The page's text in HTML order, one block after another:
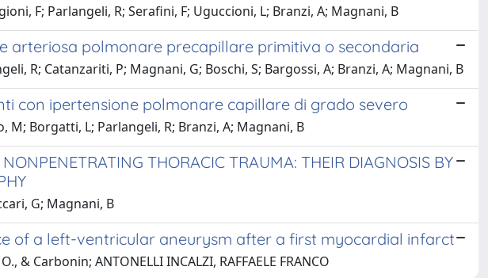
F; Parlangeli, R; Serafini, F; Uguccioni, L; Branzi, A; Magnani, B
arteriosa polmonare precapillare primitiva o secondaria
R; Catanzariti, P; Magnani, G; Boschi, S; Bargossi, A; Branzi, A; Magnani, B
con ipertensione polmonare capillare di grado severo
M; Borgatti, L; Parlangeli, R; Branzi, A; Magnani, B
THORACIC TRAUMA: THEIR DIAGNOSIS BY
G; Magnani, B
of a left-ventricular aneurysm after a first myocardial infarct
& Carbonin; ANTONELLI INCALZI, RAFFAELE FRANCO